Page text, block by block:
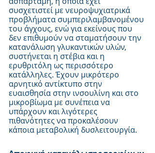
συσχετιστεί με νευροψυχιατρικά
προβλήματα συμπεριλαμβανομένου
του άγχους, ενώ για εκείνους που
δεν επιθυμούν να σταματήσουν την
κατανάλωση γλυκαντικών υλών,
συστήνεται η στέβια και η
ερυθριτόλη ως περισσότερο
κατάλληλες. Έχουν μικρότερο
αρνητικό αντίκτυπο στην
ευαισθησία στην ινσουλίνη και στο
μικροβίωμα με συνέπεια να
υπάρχουν και λιγότερες
πιθανότητες να προκαλέσουν
κάποια μεταβολική δυσλειτουργία.